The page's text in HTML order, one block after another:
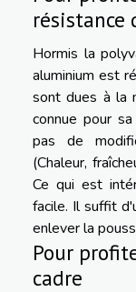
résistance
Hormis la
aluminium est
sont dues à la
connue pour
pas de
(Chaleur,
Ce qui est
facile. Il suffit
enlever la
Pour
cadre